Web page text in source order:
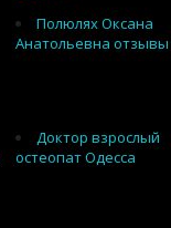
Полюлях Оксана
Анатольевна отзывы
Доктор взрослый
остеопат Одесса